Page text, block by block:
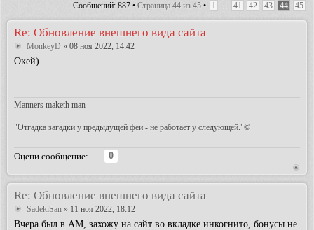
Сообщений: 887 • Страница 44 из 45 • 1 ... 41 42 43 44 45
Re: Обновление внешнего вида сайта
MonkeyD » 08 ноя 2022, 14:42
Окей)
Manners maketh man
"Отгадка загадки у предыдущей феи - не работает у следующей."©
Оцени сообщение:
0
Re: Обновление внешнего вида сайта
SadekiSan » 11 ноя 2022, 18:12
Вчера был в АМ, захожу на сайт во вкладке инкогнито, бонусы не